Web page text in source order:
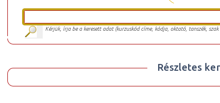
Kérjük, írja be a keresett adat (kurzuskód címe, kódja, oktató, tanszék,
Részletes